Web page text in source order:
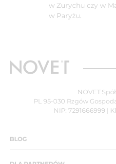
w Zurychu czy w
w Paryżu.
NOVET
PL 95-030 Rzgów
NIP: 7291666999 |
BLOG